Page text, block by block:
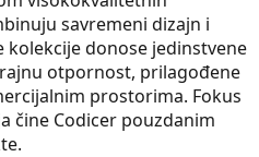
savremeni dizajn i
donose jedinstvene
otpornost, prilagođene
prostorima. Fokus
čine Codicer pouzdanim